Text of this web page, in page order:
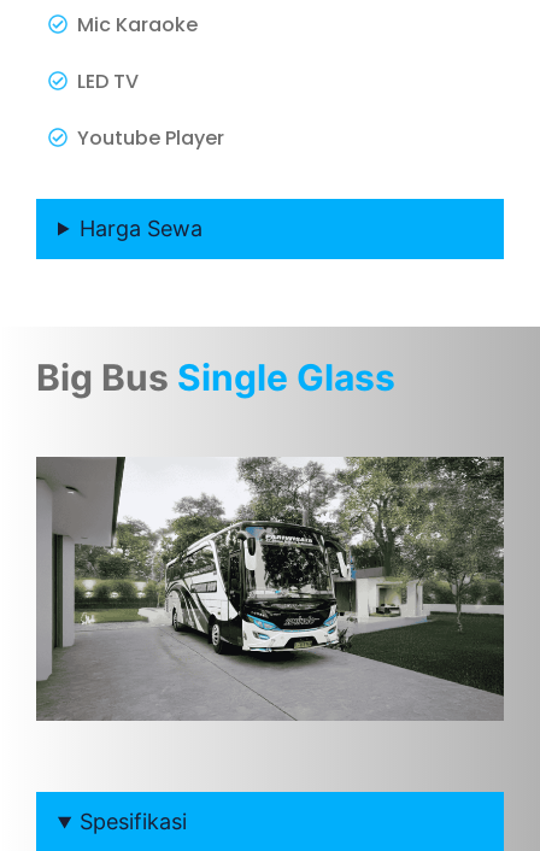
Mic Karaoke
LED TV
Youtube Player
Harga Sewa
Big Bus Single Glass
Spesifikasi